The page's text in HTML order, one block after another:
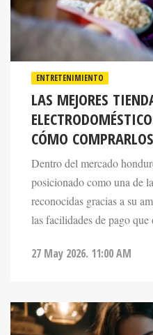
LAS MEJORES
CÓMO
Dentro del mercado
posicionado como una de
reconocidas gracias a su
las facilidades de pago que